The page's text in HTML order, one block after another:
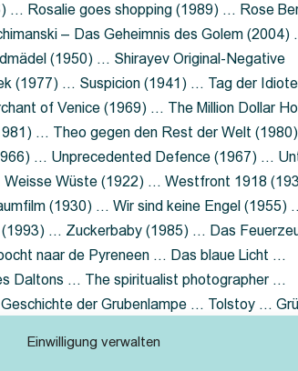
Einwilligung verwalten
… Rosalie goes shopping (1989) … Rose
– Das Geheimnis des Golem (2004)
(1950) … Shirayev Original-Negative
(1977) … Suspicion (1941) … Tag der
of Venice (1969) … The Million Dollar
… Theo gegen den Rest der Welt
… Unprecedented Defence (1967) …
Wüste (1922) … Westfront 1918
(1930) … Wir sind keine Engel (1955)
… Zuckerbaby (1985) … Das
naar de Pyreneen … Das blaue Licht …
Daltons … The spiritualist photographer …
der Grubenlampe … Tolstoy …